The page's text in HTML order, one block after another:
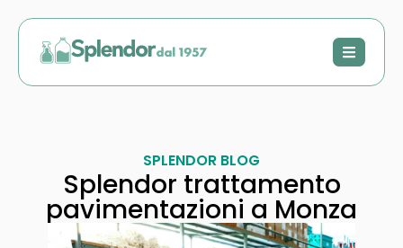
SPLENDOR BLOG
Splendor trattamento
pavimentazioni a Monza